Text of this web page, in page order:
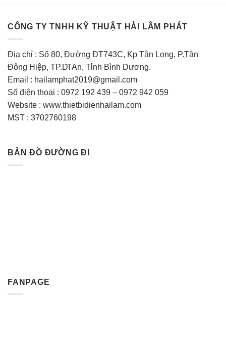
CÔNG TY TNHH KỸ THUẬT HẢI LÂM PHÁT
Địa chỉ : Số 80, Đường ĐT743C, Kp Tân Long, P.Tân
Đông Hiệp, TP.Dĩ An, Tỉnh Bình Dương.
Email : hailamphat2019@gmail.com
Số điện thoại : 0972 192 439 – 0972 942 059
Website : www.thietbidienhailam.com
MST : 3702760198
BẢN ĐỒ ĐƯỜNG ĐI
FANPAGE